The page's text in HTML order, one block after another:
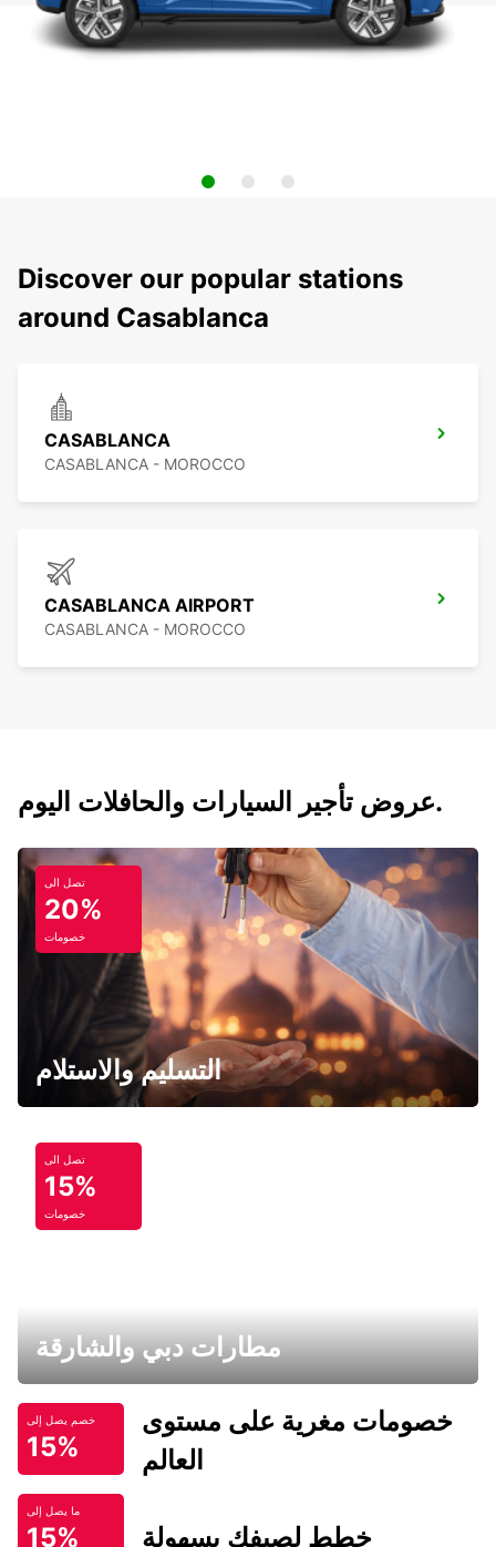
Discover our popular stations
around Casablanca
CASABLANCA
CASABLANCA - MOROCCO
CASABLANCA AIRPORT
CASABLANCA - MOROCCO
عروض تأجير السيارات والحافلات اليوم.
تصل الى
20%
خصومات
التسليم والاستلام
تصل الى
15%
خصومات
مطارات دبي والشارقة
خصم يصل إلى
15%
خصومات مغرية على مستوى
العالم
ما يصل إلى
15% خطط لصيفك بسهولة